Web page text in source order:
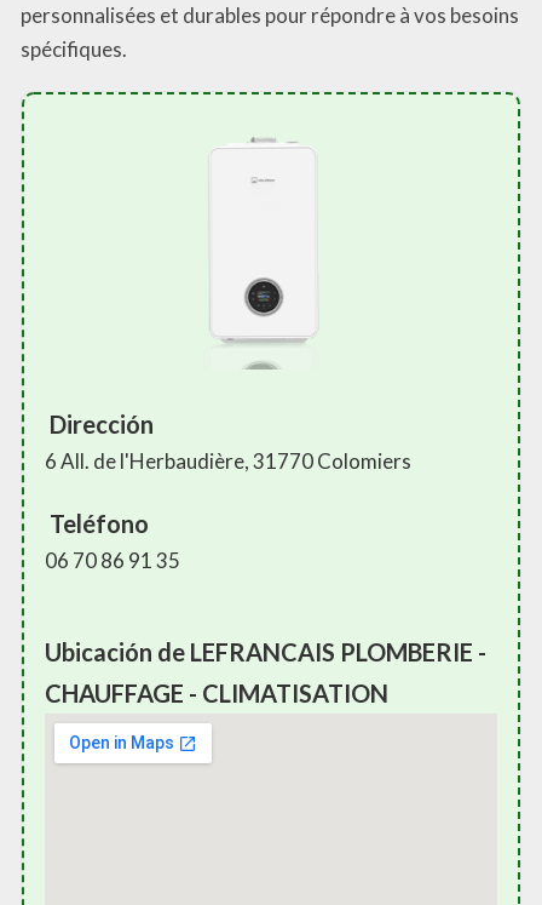
personnalisées et durables pour répondre à vos besoins
spécifiques.
Dirección
6 All. de l'Herbaudière, 31770 Colomiers
Teléfono
06 70 86 91 35
Ubicación de LEFRANCAIS PLOMBERIE -
CHAUFFAGE - CLIMATISATION